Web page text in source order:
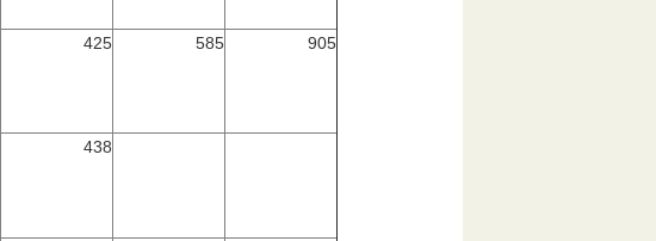
425 585 905
438